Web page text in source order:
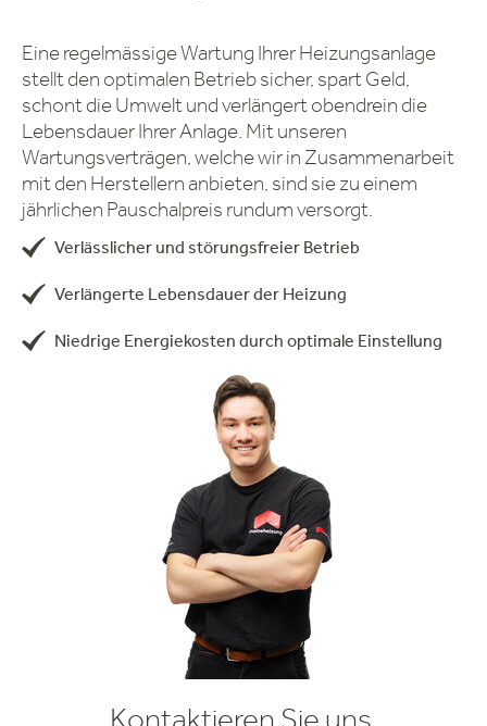
Eine regelmässige Wartung Ihrer Heizungsanlage
stellt den optimalen Betrieb sicher, spart Geld,
schont die Umwelt und verlängert obendrein die
Lebensdauer Ihrer Anlage. Mit unseren
Wartungsverträgen, welche wir in Zusammenarbeit
mit den Herstellern anbieten, sind sie zu einem
jährlichen Pauschalpreis rundum versorgt.
Verlässlicher und störungsfreier Betrieb
Verlängerte Lebensdauer der Heizung
Niedrige Energiekosten durch optimale Einstellung